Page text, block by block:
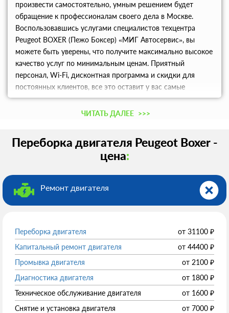
произвести самостоятельно, умным решением будет
обращение к профессионалам своего дела в Москве.
Воспользовавшись услугами специалистов техцентра
Peugeot BOXER (Пежо Боксер) «МИГ Автосервис», вы
можете быть уверены, что получите максимально высокое
качество услуг по минимальным ценам. Приятный
персонал, Wi-Fi, дисконтная программа и скидки для
постоянных клиентов, все это оставит у вас самые
приятные впечатления от сотрудничества с техцентром.
ЧИТАТЬ ДАЛЕЕ >>>
Переборка двигателя Peugeot Boxer -
цена:
Ремонт двигателя
Переборка двигателя от 31100 ₽
Капитальный ремонт двигателя
от 44400 ₽
Промывка двигателя
от 2100 ₽
Диагностика двигателя
от 1800 ₽
Техническое обслуживание двигателя
от 1600 ₽
Снятие и установка двигателя
от 7000 ₽